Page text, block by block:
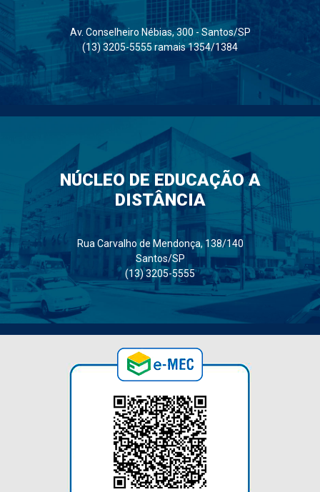
Av. Conselheiro Nébias, 300 - Santos/SP
(13) 3205-5555 ramais 1354/1384
NÚCLEO DE EDUCAÇÃO A
DISTÂNCIA
Rua Carvalho de Mendonça, 138/140
Santos/SP
(13) 3205-5555